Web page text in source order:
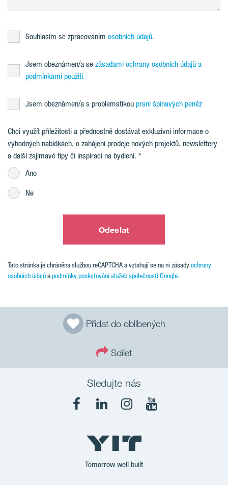
Přidat do oblíbených
Sdílet
Souhlasím se zpracováním osobních údajů.
Jsem obeznámen/a se zásadami ochrany osobních údajů a
podmínkami použití.
Jsem obeznámen/a s problematikou praní špinavých peněz
Chci využít příležitosti a přednostně dostávat exkluzivní informace o
výhodných nabídkách, o zahájení prodeje nových projektů, newslettery
a další zajímavé tipy či inspiraci na bydlení.
Ano
Ne
Odeslat
Tato stránka je chráněna službou reCAPTCHA a vztahují se na ni zásadyochrany
osobních údajůapodmínky poskytování služeb společnosti Google.
Sledujte nás
Tomorrow well built